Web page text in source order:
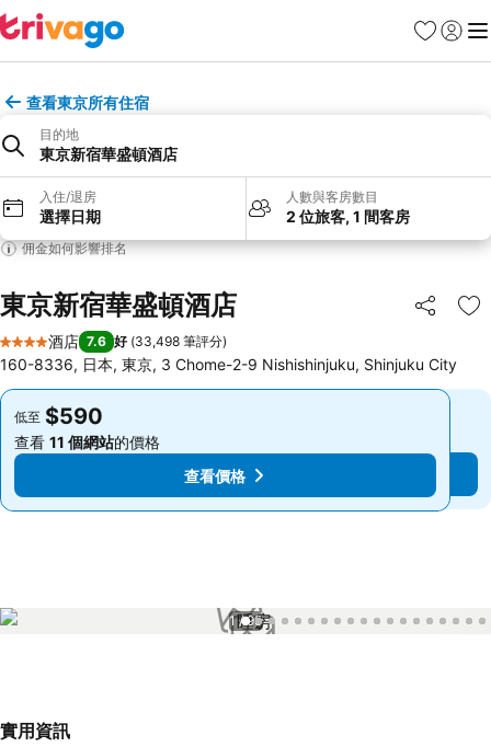
收藏夾
登入 選
查看東京所有住宿
目的地
東京新宿華盛頓酒店
入住/退房
選擇日期
人數與客房數目
2 位旅客, 1 間客房
佣金如何影響排名
東京新宿華盛頓酒店 分享
放
4 星級
酒店 7.6 好 (33,498 筆評分)
160-8336, 日本, 東京, 3 Chome-2-9 Nishishinjuku, Shinjuku City
低至 $590
查看 11 個網站的價格
查看價格
低至 $590
查看 11 個網站的價格
查看價格
1 / 95
實用資訊